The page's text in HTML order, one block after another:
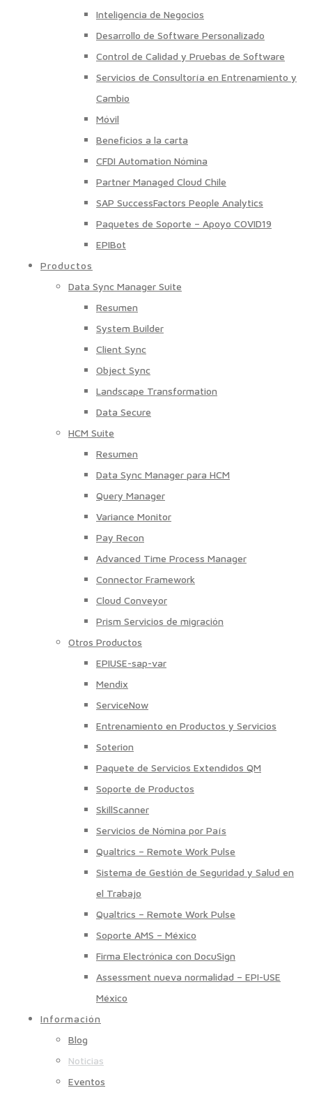
Inteligencia de Negocios
Desarrollo de Software Personalizado
Control de Calidad y Pruebas de Software
Servicios de Consultoría en Entrenamiento y
Cambio
Móvil
Beneficios a la carta
CFDI Automation Nómina
Partner Managed Cloud Chile
SAP SuccessFactors People Analytics
Paquetes de Soporte – Apoyo COVID19
EPIBot
Productos
Data Sync Manager Suite
Resumen
System Builder
Client Sync
Object Sync
Landscape Transformation
Data Secure
HCM Suite
Resumen
Data Sync Manager para HCM
Query Manager
Variance Monitor
Pay Recon
Advanced Time Process Manager
Connector Framework
Cloud Conveyor
Prism Servicios de migración
Otros Productos
EPIUSE-sap-var
Mendix
ServiceNow
Entrenamiento en Productos y Servicios
Soterion
Paquete de Servicios Extendidos QM
Soporte de Productos
SkillScanner
Servicios de Nómina por País
Qualtrics – Remote Work Pulse
Sistema de Gestión de Seguridad y Salud en
el Trabajo
Qualtrics – Remote Work Pulse
Soporte AMS – México
Firma Electrónica con DocuSign
Assessment nueva normalidad – EPI-USE
México
Información
Blog
Noticias
Eventos